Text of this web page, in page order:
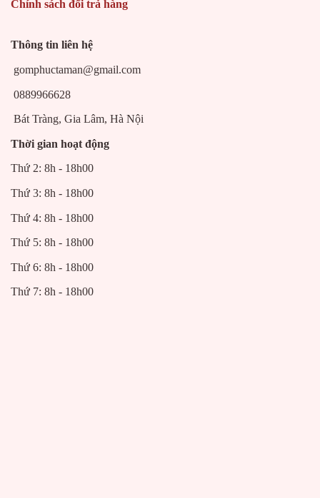
Chính sách đổi trả hàng
Thông tin liên hệ
gomphuctaman@gmail.com
0889966628
Bát Tràng, Gia Lâm, Hà Nội
Thời gian hoạt động
Thứ 2: 8h - 18h00
Thứ 3: 8h - 18h00
Thứ 4: 8h - 18h00
Thứ 5: 8h - 18h00
Thứ 6: 8h - 18h00
Thứ 7: 8h - 18h00